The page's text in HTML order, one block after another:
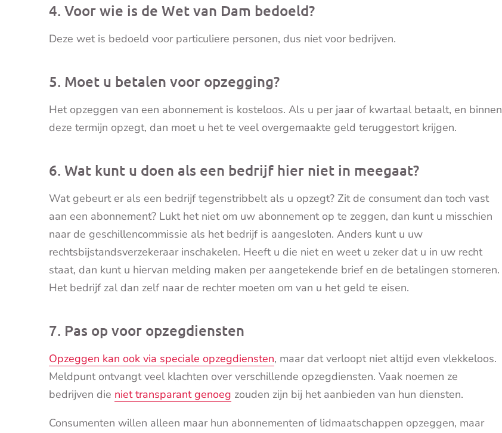
4. Voor wie is de Wet van Dam bedoeld?
Deze wet is bedoeld voor particuliere personen, dus niet voor bedrijven.
5. Moet u betalen voor opzegging?
Het opzeggen van een abonnement is kosteloos. Als u per jaar of kwartaal betaalt, en binnen
deze termijn opzegt, dan moet u het te veel overgemaakte geld teruggestort krijgen.
6. Wat kunt u doen als een bedrijf hier niet in meegaat?
Wat gebeurt er als een bedrijf tegenstribbelt als u opzegt? Zit de consument dan toch vast
aan een abonnement? Lukt het niet om uw abonnement op te zeggen, dan kunt u misschien
naar de geschillencommissie als het bedrijf is aangesloten. Anders kunt u uw
rechtsbijstandsverzekeraar inschakelen. Heeft u die niet en weet u zeker dat u in uw recht
staat, dan kunt u hiervan melding maken per aangetekende brief en de betalingen storneren.
Het bedrijf zal dan zelf naar de rechter moeten om van u het geld te eisen.
7. Pas op voor opzegdiensten
Opzeggen kan ook via speciale opzegdiensten, maar dat verloopt niet altijd even vlekkeloos.
Meldpunt ontvangt veel klachten over verschillende opzegdiensten. Vaak noemen ze
bedrijven die niet transparant genoeg zouden zijn bij het aanbieden van hun diensten.
Consumenten willen alleen maar hun abonnementen of lidmaatschappen opzeggen, maar